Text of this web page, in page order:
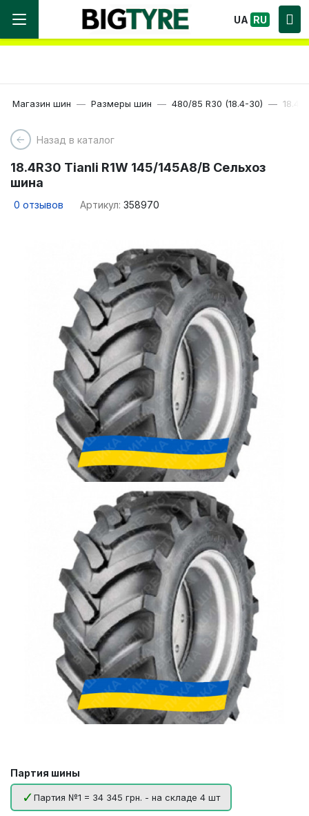
Мы работаем! Большой выбор Шин, быстрая
доставка по Украине!
UA RU
Магазин шин Размеры шин 480/85 R30 (18.4-30)
Назад в каталог
18.4R30 Tianli R1W 145/145A8/B Сельхоз
шина
0 отзывов Артикул: 358970
Партия шины
Партия №1 = 34 345 грн. - на складе 4 шт